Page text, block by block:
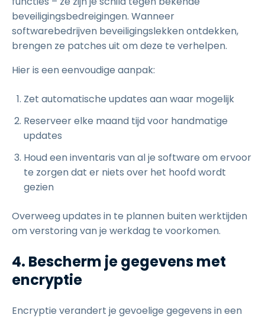
beveiligingsbedreigingen. Wanneer
softwarebedrijven beveiligingslekken ontdekken,
brengen ze patches uit om deze te verhelpen.
Hier is een eenvoudige aanpak:
Zet automatische updates aan waar mogelijk
Reserveer elke maand tijd voor handmatige
updates
Houd een inventaris van al je software om ervoor
te zorgen dat er niets over het hoofd wordt
gezien
Overweeg updates in te plannen buiten werktijden
om verstoring van je werkdag te voorkomen.
4. Bescherm je gegevens met
encryptie
Encryptie verandert je gevoelige gegevens in een